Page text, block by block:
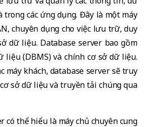
các ứng dụng. Đây là một máy
chuyên dụng cho việc lưu trữ, duy
dữ liệu. Database server bao gồm
liệu (DBMS) và chính cơ sở dữ liệu.
máy khách, database server sẽ truy
sở dữ liệu và truyền tải chúng qua
có thể hiểu là máy chủ chuyên cung